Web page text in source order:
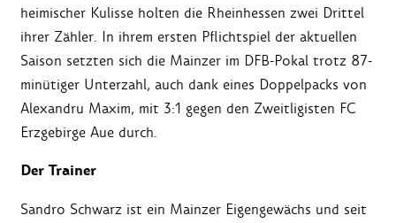
heimischer Kulisse holten die Rheinhessen zwei Drittel
ihrer Zähler. In ihrem ersten Pflichtspiel der aktuellen
Saison setzten sich die Mainzer im DFB-Pokal trotz 87-
minütiger Unterzahl, auch dank eines Doppelpacks von
Alexandru Maxim, mit 3:1 gegen den Zweitligisten FC
Erzgebirge Aue durch.
Der Trainer
Sandro Schwarz ist ein Mainzer Eigengewächs und seit